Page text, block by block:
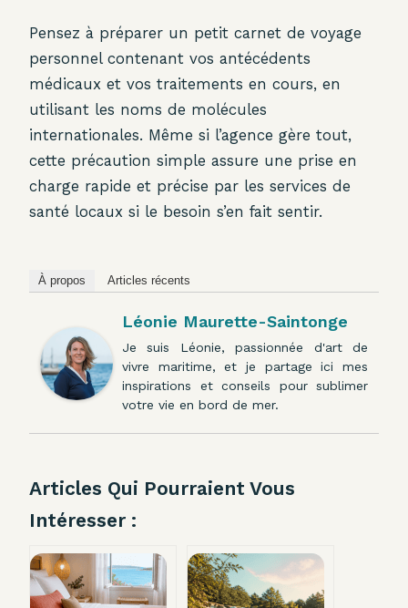
Pensez à préparer un petit carnet de voyage
personnel contenant vos antécédents
médicaux et vos traitements en cours, en
utilisant les noms de molécules
internationales. Même si l’agence gère tout,
cette précaution simple assure une prise en
charge rapide et précise par les services de
santé locaux si le besoin s’en fait sentir.
À propos Articles récents
Léonie Maurette-Saintonge
Je suis Léonie, passionnée d'art de
vivre maritime, et je partage ici mes
inspirations et conseils pour sublimer
votre vie en bord de mer.
Articles Qui Pourraient Vous
Intéresser :